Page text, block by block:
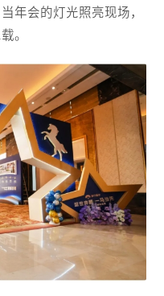
年会的灯光照亮现场，
。